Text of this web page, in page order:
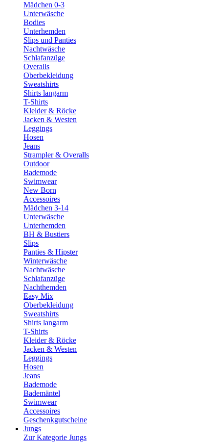
Mädchen 0-3
Unterwäsche
Bodies
Unterhemden
Slips und Panties
Nachtwäsche
Schlafanzüge
Overalls
Oberbekleidung
Sweatshirts
Shirts langarm
T-Shirts
Kleider & Röcke
Jacken & Westen
Leggings
Hosen
Jeans
Strampler & Overalls
Outdoor
Bademode
Swimwear
New Born
Accessoires
Mädchen 3-14
Unterwäsche
Unterhemden
BH & Bustiers
Slips
Panties & Hipster
Winterwäsche
Nachtwäsche
Schlafanzüge
Nachthemden
Easy Mix
Oberbekleidung
Sweatshirts
Shirts langarm
T-Shirts
Kleider & Röcke
Jacken & Westen
Leggings
Hosen
Jeans
Bademode
Bademäntel
Swimwear
Accessoires
Geschenkgutscheine
Jungs
Zur Kategorie Jungs